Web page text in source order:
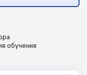
обучения